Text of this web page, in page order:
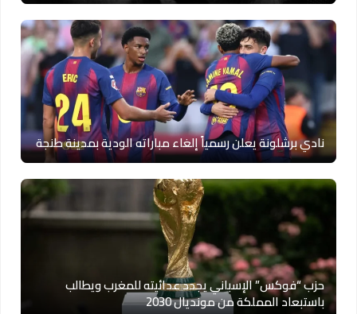
نادي برشلونة يعلن رسمياً إلغاء مباراته الودية بمدينة طنجة
حزب “فوكس” الإسباني يجدد عدائيته للمغرب ويطالب
باستبعاد المملكة من مونديال 2030